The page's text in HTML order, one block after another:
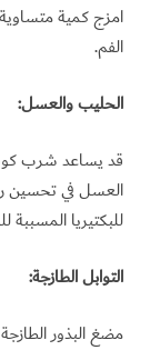
امزج كمية
الفم.
الحليب والعسل:
قد يساعد شرب
العسل في تحسين
للبكتيريا المسببة
التوابل الطازجة:
مضغ البذور